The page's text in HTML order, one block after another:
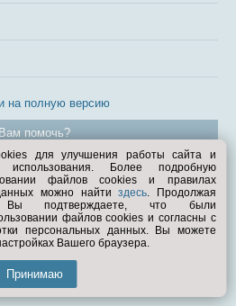
на полную версию
Вам помочь?
1998—2026
для улучшения работы сайта и
Более подробную
файлов cookies и правилах
можно найтиздесь. Продолжая
Вы подтверждаете, что были
файлов cookies и согласны с
персональных данных. Вы можете
Вашего браузера.
Принимаю